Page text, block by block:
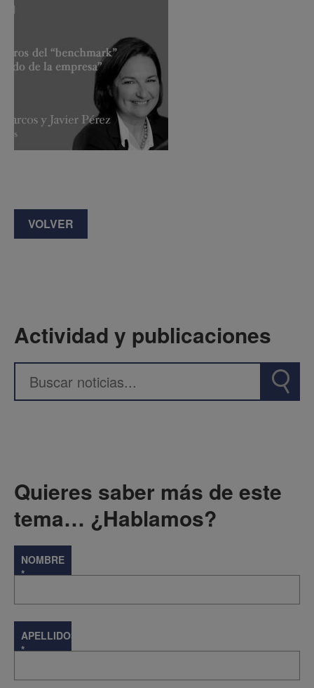
VOLVER
Actividad y publicaciones
Quieres saber más de este
tema… ¿Hablamos?
NOMBRE
*
APELLIDOS
*